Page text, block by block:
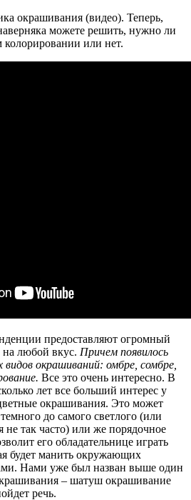
окрашивания (видео). Теперь,
можете решить, нужно ли
колорировании или нет.
предоставляют огромный
на любой вкус. Причем появилось
окрашиваний: омбре, сомбре,
Все это очень интересно. В
лет все больший интерес у
окрашивания. Это может
до самого светлого (или
не так часто) или же порядочное
его обладательнице играть
будет манить окружающих
Нами уже был назван выше один
– шатуш окрашивание
речь.